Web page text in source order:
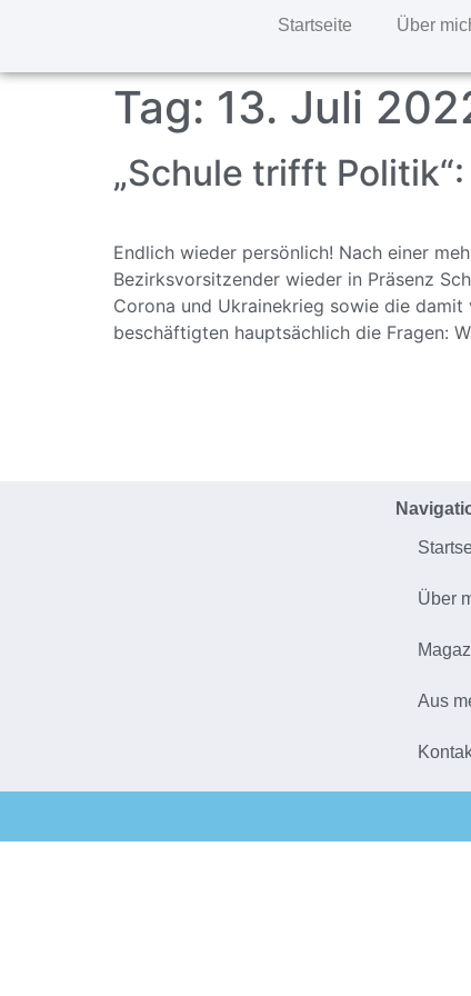
Startseite Über
Tag: 13. Juli
„Schule trifft
Endlich wieder persönlich! Nach einer
Bezirksvorsitzender wieder in Präsenz
Corona und Ukrainekrieg sowie die damit
beschäftigten hauptsächlich die Fragen:
Über
Aus